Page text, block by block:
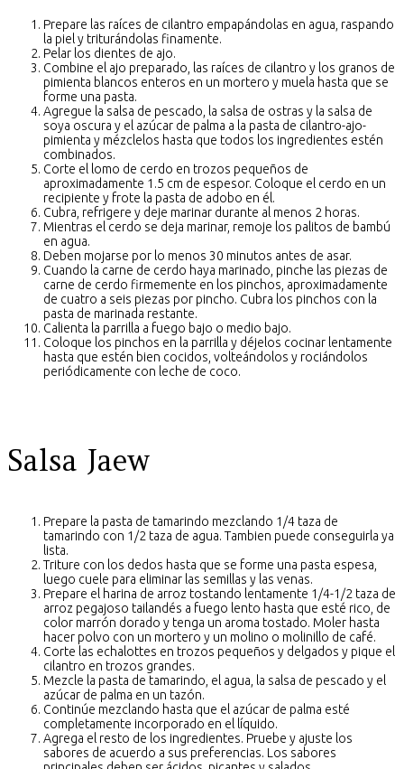
Prepare las raíces de cilantro empapándolas en agua, raspando
la piel y triturándolas finamente.
Pelar los dientes de ajo.
Combine el ajo preparado, las raíces de cilantro y los granos de
pimienta blancos enteros en un mortero y muela hasta que se
forme una pasta.
Agregue la salsa de pescado, la salsa de ostras y la salsa de
soya oscura y el azúcar de palma a la pasta de cilantro-ajo-
pimienta y mézclelos hasta que todos los ingredientes estén
combinados.
Corte el lomo de cerdo en trozos pequeños de
aproximadamente 1.5 cm de espesor. Coloque el cerdo en un
recipiente y frote la pasta de adobo en él.
Cubra, refrigere y deje marinar durante al menos 2 horas.
Mientras el cerdo se deja marinar, remoje los palitos de bambú
en agua.
Deben mojarse por lo menos 30 minutos antes de asar.
Cuando la carne de cerdo haya marinado, pinche las piezas de
carne de cerdo firmemente en los pinchos, aproximadamente
de cuatro a seis piezas por pincho. Cubra los pinchos con la
pasta de marinada restante.
Calienta la parrilla a fuego bajo o medio bajo.
Coloque los pinchos en la parrilla y déjelos cocinar lentamente
hasta que estén bien cocidos, volteándolos y rociándolos
periódicamente con leche de coco.
Salsa Jaew
Prepare la pasta de tamarindo mezclando 1/4 taza de
tamarindo con 1/2 taza de agua. Tambien puede conseguirla ya
lista.
Triture con los dedos hasta que se forme una pasta espesa,
luego cuele para eliminar las semillas y las venas.
Prepare el harina de arroz tostando lentamente 1/4-1/2 taza de
arroz pegajoso tailandés a fuego lento hasta que esté rico, de
color marrón dorado y tenga un aroma tostado. Moler hasta
hacer polvo con un mortero y un molino o molinillo de café.
Corte las echalottes en trozos pequeños y delgados y pique el
cilantro en trozos grandes.
Mezcle la pasta de tamarindo, el agua, la salsa de pescado y el
azúcar de palma en un tazón.
Continúe mezclando hasta que el azúcar de palma esté
completamente incorporado en el líquido.
Agrega el resto de los ingredientes. Pruebe y ajuste los
sabores de acuerdo a sus preferencias. Los sabores